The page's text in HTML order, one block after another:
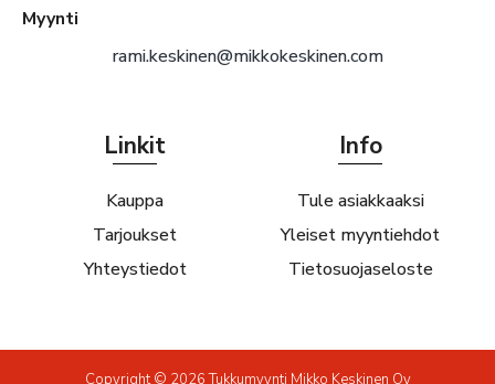
Myynti
rami.keskinen@mikkokeskinen.com
Linkit
Kauppa
Tarjoukset
Yhteystiedot
Info
Tule asiakkaaksi
Yleiset myyntiehdot
Tietosuojaseloste
Copyright © 2026 Tukkumyynti Mikko Keskinen Oy